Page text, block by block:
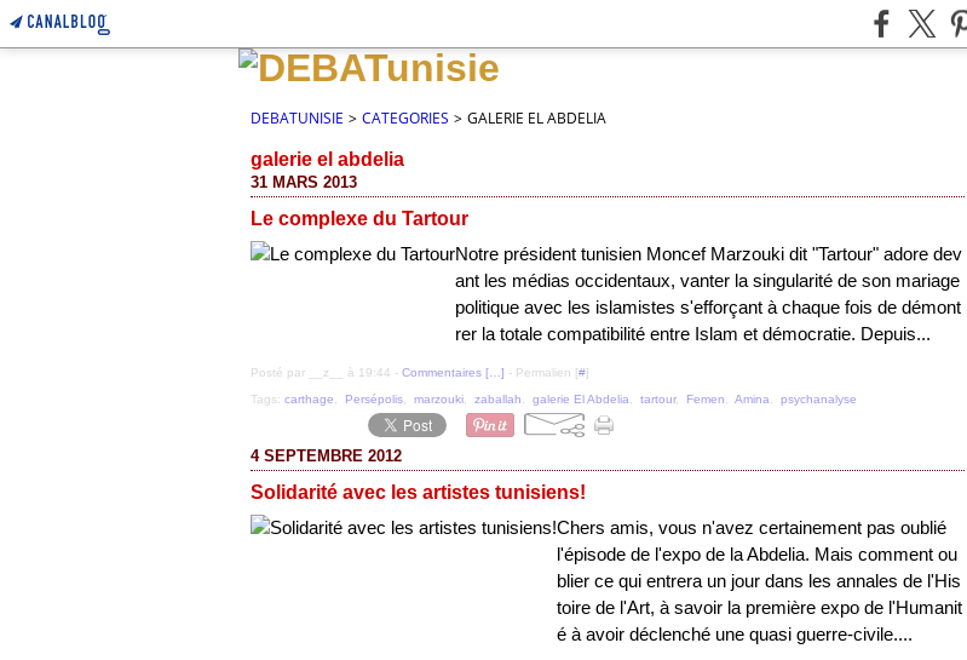
DEBATUNISIE > CATEGORIES > GALERIE EL ABDELIA
galerie el abdelia
31 MARS 2013
Le complexe du Tartour
Notre président tunisien Moncef Marzouki dit "Tartour" adore dev
ant les médias occidentaux, vanter la singularité de son mariage
politique avec les islamistes s'efforçant à chaque fois de démont
rer la totale compatibilité entre Islam et démocratie. Depuis...
Posté par __z__ à 19:44 - Commentaires [ ] - Permalien [#]
Tags: carthage Persépolis marzouki zaballah galerie El Abdelia tartour, Femen Amina psychanalyse
4 SEPTEMBRE 2012
Solidarité avec les artistes tunisiens!
Chers amis, vous n'avez certainement pas oublié
l'épisode de l'expo de la Abdelia. Mais comment ou
blier ce qui entrera un jour dans les annales de l'His
toire de l'Art, à savoir la première expo de l'Humanit
é à avoir déclenché une quasi guerre-civile....